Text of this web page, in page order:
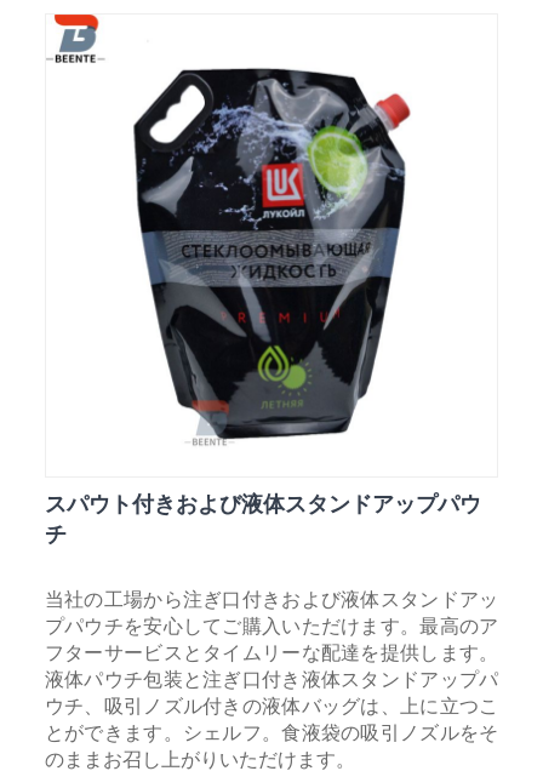
スパウト付きおよび液体スタンドアップパウ
チ
当社の工場から注ぎ口付きおよび液体スタンドアッ
プパウチを安心してご購入いただけます。最高のア
フターサービスとタイムリーな配達を提供します。
液体パウチ包装と注ぎ口付き液体スタンドアップパ
ウチ、吸引ノズル付きの液体バッグは、上に立つこ
とができます。シェルフ。食液袋の吸引ノズルをそ
のままお召し上がりいただけます。